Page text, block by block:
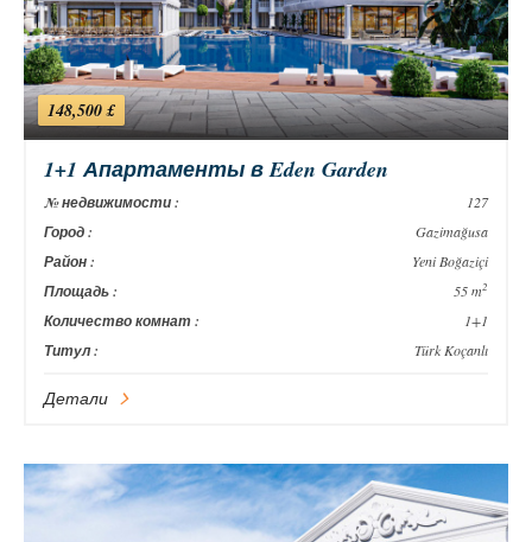
148,500 £
1+1 Апартаменты в Eden Garden
№ недвижимости : 127
Город : Gazimağusa
Район : Yeni Boğaziçi
Площадь : 55 m2
Количество комнат : 1+1
Титул : Türk Koçanlı
Детали